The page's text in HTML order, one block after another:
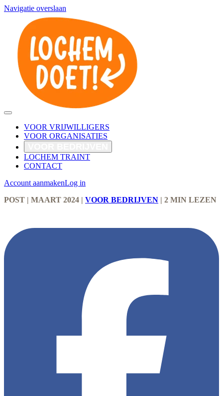
Navigatie overslaan
VOOR VRIJWILLIGERS
VOOR ORGANISATIES
LOCHEM TRAINT
CONTACT
Account aanmakenLog in
POST | MAART 2024 | VOOR BEDRIJVEN | 2 MIN LEZEN